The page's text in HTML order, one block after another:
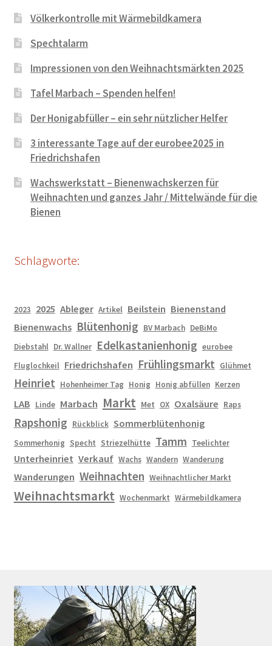
Völkerkontrolle mit Wärmebildkamera
Spechtalarm
Impressionen von den Weihnachtsmärkten 2025
Tafel Marbach – Spenden helfen!
Der Honigabfüller – ein sehr nützlicher Helfer
3 interessante Tage auf der eurobee2025 in
Friedrichshafen
Wachswerkstatt – Bienenwachskerzen für
Weihnachten und ganzes Jahr / Mittelwände für die
Bienen
Schlagworte:
2023 2025 Ableger Artikel Beilstein Bienenstand
Bienenwachs Blütenhonig BV Marbach DeBiMo
Diebstahl Dr. Wallner Edelkastanienhonig eurobee
Fluglochkeil Friedrichshafen Frühlingsmarkt Glühmet
Heinriet Hohenheimer Tag Honig Honig abfüllen Kerzen
LAB Linde Marbach Markt Met OX Oxalsäure Raps
Rapshonig Rückblick Sommerblütenhonig
Sommerhonig Specht Striezelhütte Tamm Teelichter
Unterheinriet Verkauf Wachs Wandern Wanderung
Wanderungen Weihnachten Weihnachtlicher Markt
Weihnachtsmarkt Wochenmarkt Wärmebildkamera